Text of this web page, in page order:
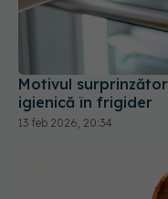
Motivul
igienică în frigider
13 feb 2026, 20:34